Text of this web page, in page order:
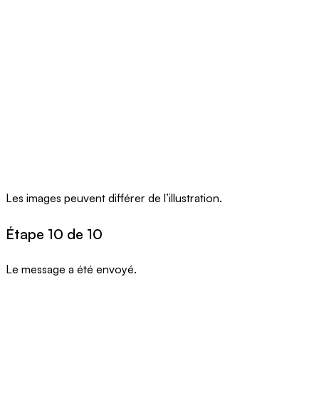
Les images peuvent différer de l’illustration.
Étape 10 de 10
Le message a été envoyé.